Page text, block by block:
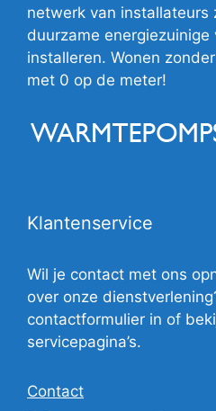
netwerk van installateurs
duurzame
installeren. Wonen
met 0 op de meter!
Klantenservice
Wil je contact met ons
over onze
contactformulier in of
servicepagina’s.
Contact